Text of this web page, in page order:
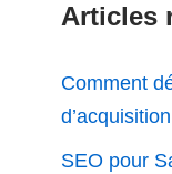
Articles
Comment
SEO pour